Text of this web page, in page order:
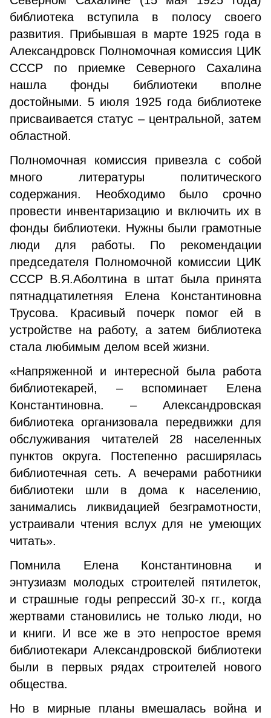
библиотека вступила в полосу своего
развития. Прибывшая в марте 1925 года в
Александровск Полномочная комиссия ЦИК
СССР по приемке Северного Сахалина
нашла фонды библиотеки вполне
достойными. 5 июля 1925 года библиотеке
присваивается статус – центральной, затем
областной.
Полномочная комиссия привезла с собой
много литературы политического
содержания. Необходимо было срочно
провести инвентаризацию и включить их в
фонды библиотеки. Нужны были грамотные
люди для работы. По рекомендации
председателя Полномочной комиссии ЦИК
СССР В.Я.Аболтина в штат была принята
пятнадцатилетняя Елена Константиновна
Трусова. Красивый почерк помог ей в
устройстве на работу, а затем библиотека
стала любимым делом всей жизни.
«Напряженной и интересной была работа
библиотекарей, – вспоминает Елена
Константиновна. – Александровская
библиотека организовала передвижки для
обслуживания читателей 28 населенных
пунктов округа. Постепенно расширялась
библиотечная сеть. А вечерами работники
библиотеки шли в дома к населению,
занимались ликвидацией безграмотности,
устраивали чтения вслух для не умеющих
читать».
Помнила Елена Константиновна и
энтузиазм молодых строителей пятилеток,
и страшные годы репрессий 30-х гг., когда
жертвами становились не только люди, но
и книги. И все же в это непростое время
библиотекари Александровской библиотеки
были в первых рядах строителей нового
общества.
Но в мирные планы вмешалась война и